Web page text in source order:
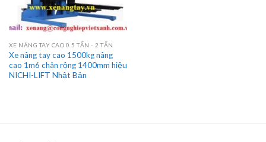
XE NÂNG TAY CAO 0.5 TẤN - 2 TẤN
Xe nâng tay cao 1500kg nâng
cao 1m6 chân rộng 1400mm hiệu
NICHI-LIFT Nhật Bản